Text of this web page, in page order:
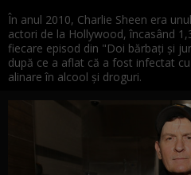
În anul 2010, Charlie Sheen era
actori de la Hollywood,încasând
fiecare episod din "Doi bărbați și
după ce a aflat că a fost infectat
alinareîn alcool și droguri.